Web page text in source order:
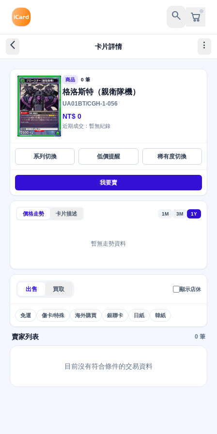
search
arrow_back_ios_new 卡片詳情 more_vert
商品 0 筆
格洛斯特（親衛隊機）
UA01BT/CGH-1-056
NT$ 0
近期成交：暫無紀錄
系列切換 低價提醒 稀有度切換
我要賣
價格走勢 卡片描述 1M 3M 1Y
暫無走勢資料
出售 買取 顯示店休
免運 傷卡/特殊 海外購買 銀聯卡 日紙 韓紙
賣家列表 0 筆
目前沒有符合條件的交易資料